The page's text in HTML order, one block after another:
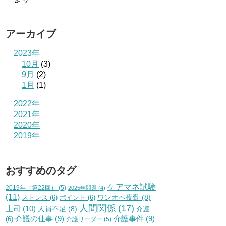
アーカイブ
2023年
10月 (3)
9月 (2)
1月 (1)
2022年
2021年
2020年
2019年
おすすめのタグ
2019年（第22回） (5) 2025年問題 (4) ケアマネ試験
(11) ストレス (6) ポイント (6) ワンオペ夜勤 (8)
上司 (10) 人員不足 (8) 人間関係 (17) 介護
(6) 介護の仕事 (9) 介護リーダー (5) 介護事件 (9)